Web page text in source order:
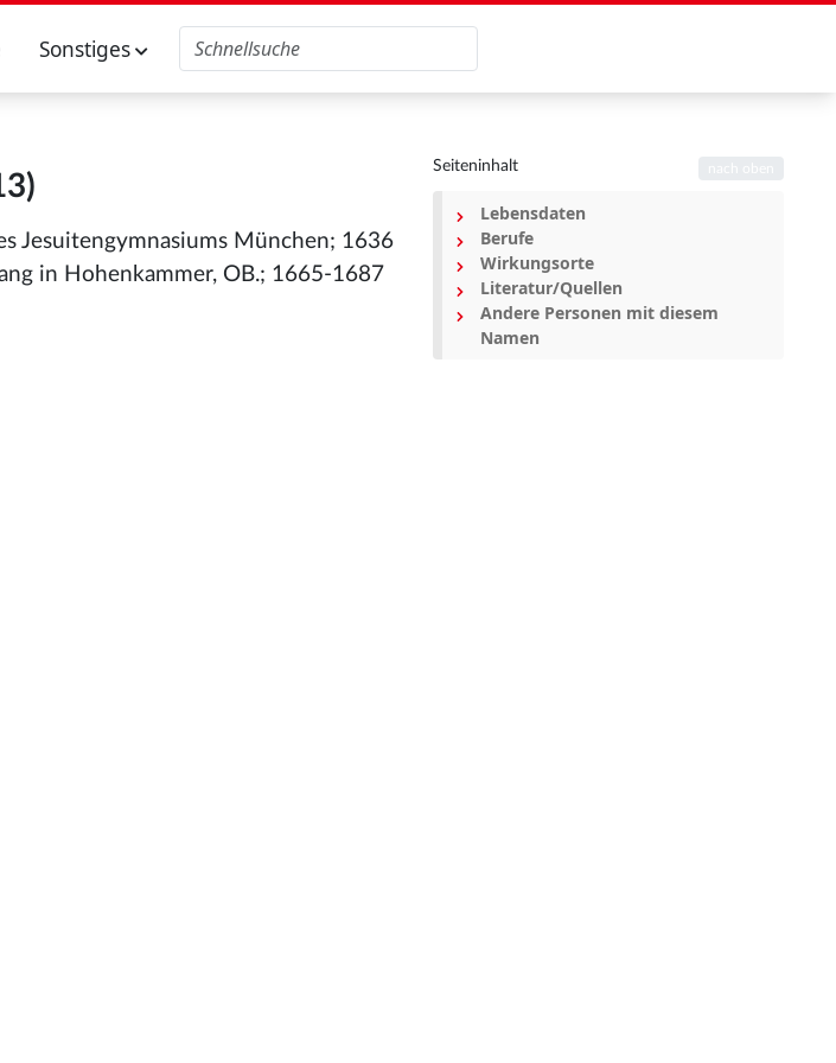
Sonstiges
Jesuitengymnasiums München; 1636
in Hohenkammer, OB.; 1665-1687
Seiteninhalt
Lebensdaten
Berufe
Wirkungsorte
Literatur/Quellen
Andere Personen mit diesem
Namen